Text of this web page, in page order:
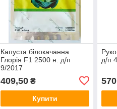
Капуста білокачанна
Глорія F1 2500 н. д/п
9/2017
409,50₴
Купити
д/п
570